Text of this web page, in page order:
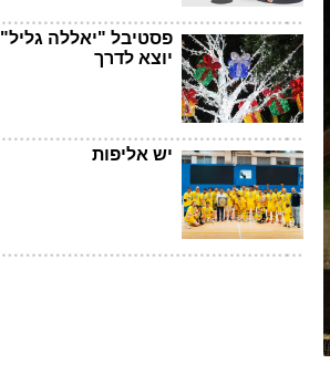
פסטיבל "יאללה גליל"
יוצא לדרך
יש אליפות